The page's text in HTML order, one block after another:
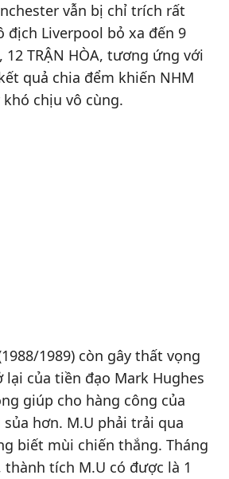
vẫn bị chỉ trích rất
địch Liverpool bỏ xa đến 9
TRẬN HÒA, tương ứng với
quả chia đểm khiến NHM
chịu vô cùng.
1989) còn gây thất vọng
lại của tiền đạo Mark Hughes
giúp cho hàng công của
hơn. M.U phải trải qua
biết mùi chiến thắng. Tháng
thành tích M.U có được là 1